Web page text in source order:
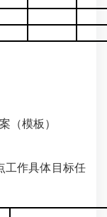
模板）
作具体目标任